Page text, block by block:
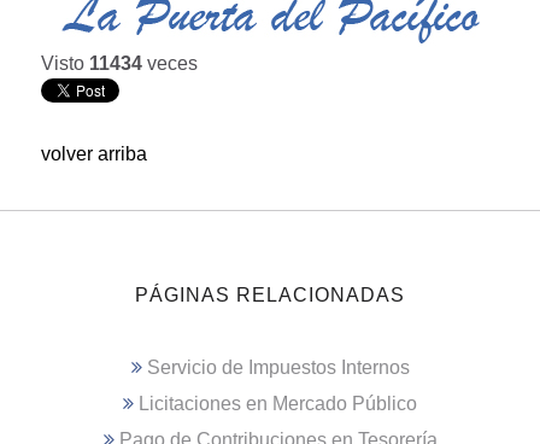
Visto 11434 veces
volver arriba
PÁGINAS RELACIONADAS
Servicio de Impuestos Internos
Licitaciones en Mercado Público
Pago de Contribuciones en Tesorería